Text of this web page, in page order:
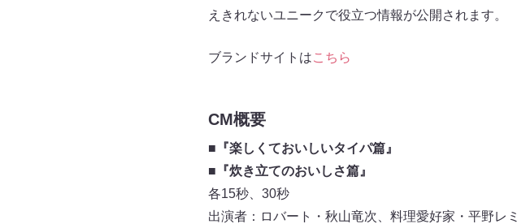
えきれないユニークで役立つ情報が公開されます。
ブランドサイトはこちら
CM概要
■『楽しくておいしいタイパ篇』
■『炊き立てのおいしさ篇』
各15秒、30秒
出演者：ロバート・秋山竜次、料理愛好家・平野レミ